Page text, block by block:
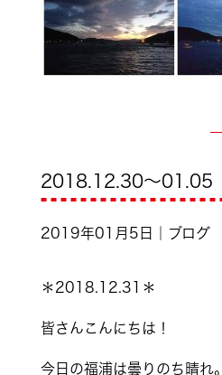
2018.12.30～01.05
2019年01月5日｜ブログ
＊201 8.12.31＊
皆さんこんにちは！
今日の福浦は曇りのち晴れ。